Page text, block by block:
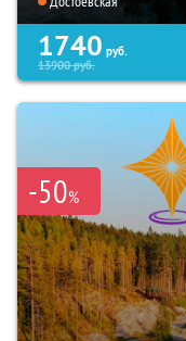
1740 руб.
13900руб.
-50%